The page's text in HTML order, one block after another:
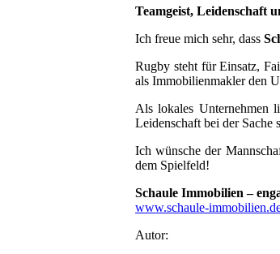
Teamgeist, Leidenschaft
Ich freue mich sehr, dass
Rugby steht für Einsatz,
als Immobilienmakler den
Als lokales Unternehmen
Leidenschaft bei der Sache
Ich wünsche der
dem Spielfeld!
Schaule Immobilien –
www.schaule-
Autor: